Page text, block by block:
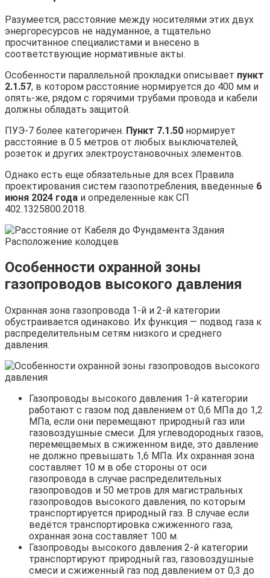
Разумеется, расстояние между носителями этих двух
энергоресурсов не надуманное, а тщательно
просчитанное специалистами и внесено в
соответствующие нормативные акты.
Особенности параллельной прокладки описывает пункт
2.1.57, в котором расстояние нормируется до 400 мм и
опять-же, рядом с горячими трубами провода и кабели
должны обладать защитой.
ПУЭ-7 более категоричен. Пункт 7.1.50 нормирует
расстояние в 0.5 метров от любых выключателей,
розеток и других электроустановочных элементов.
Однако есть еще обязательные для всех Правила
проектирования систем газопотребления, введенные 6
июня 2024 года и определенные как СП
402.1325800.2018.
Особенности охранной зоны
газопроводов высокого давления
Охранная зона газопровода 1-й и 2-й категории
обустраивается одинаково. Их функция — подвод газа к
распределительным сетям низкого и среднего
давления.
Газопроводы высокого давления 1-й категории
работают с газом под давлением от 0,6 МПа до 1,2
МПа, если они перемещают природный газ или
газовоздушные смеси. Для углеводородных газов,
перемещаемых в сжиженном виде, это давление
не должно превышать 1,6 МПа. Их охранная зона
составляет 10 м в обе стороны от оси
газопровода в случае распределительных
газопроводов и 50 метров для магистральных
газопроводов высокого давления, по которым
транспортируется природный газ. В случае если
ведётся транспортировка сжиженного газа,
охранная зона составляет 100 м.
Газопроводы высокого давления 2-й категории
транспортируют природный газ, газовоздушные
смеси и сжиженный газ под давлением от 0,3 до